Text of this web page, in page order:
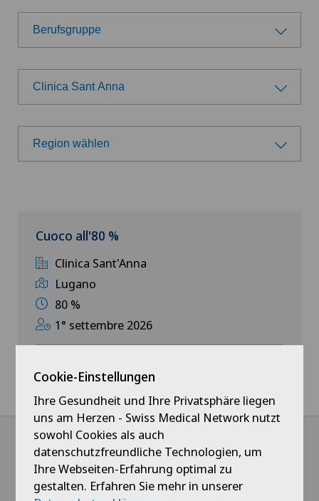
Berufsgruppe
Berufsgruppe
Ärzte
Belegärzte
Medizin
Patientenservice
Praktikanten & Lernende
Clinica Sant Anna
Wählen Sie eine Klinik
Swiss Medical Network
Ärztezentrum Oerlikon
Ärztezentrum Siloah Liebefeld
Ärztezentrum Siloah Murten
Centre Médico-Chirurgical des Eaux-Vives
Centro Medico Blenio
Clinica Ars Medica
Region wählen
Tessin
Deutschschweiz
Cuoco all'80 %
Clinica Sant'Anna
Lugano
80 %
1° settembre 2026
@Immer das Neueste erfahren
Cookie-Einstellungen
Ihre Gesundheit und Ihre Privatsphäre liegen
uns am Herzen - Swiss Medical Network nutzt
sowohl Cookies als auch
datenschutzfreundliche Technologien, um
Ihre Webseiten-Erfahrung optimal zu
gestalten. Erfahren Sie mehr in unserer